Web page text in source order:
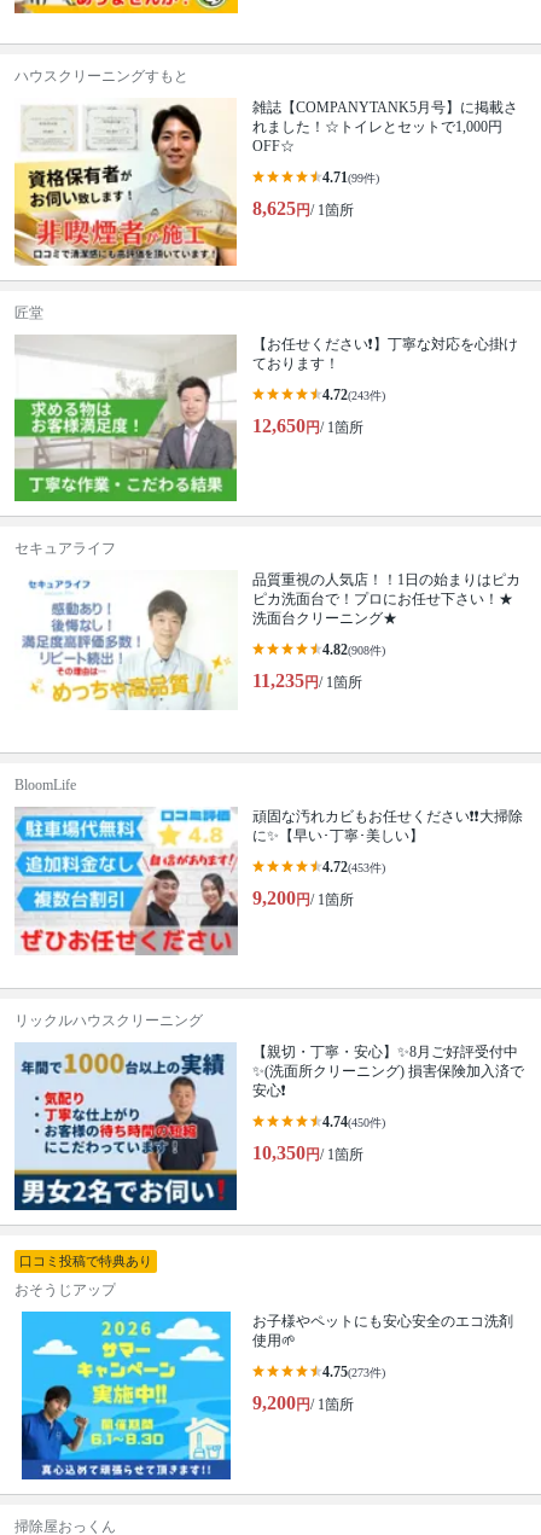
ハウスクリーニングすもと
雑誌【COMPANYTANK5月号】に掲載さ
れました！☆トイレとセットで1,000円
OFF☆
4.71(99件)
8,625円/ 1箇所
匠堂
【お任せください❗️】丁寧な対応を心掛け
ております！
4.72(243件)
12,650円/ 1箇所
セキュアライフ
品質重視の人気店！！1日の始まりはピカ
ピカ洗面台で！プロにお任せ下さい！★
洗面台クリーニング★
4.82(908件)
11,235円/ 1箇所
BloomLife
頑固な汚れカビもお任せください❗️❗️大掃除
に✨【早い･丁寧･美しい】
4.72(453件)
9,200円/ 1箇所
リックルハウスクリーニング
【親切・丁寧・安心】✨️8月ご好評受付中
✨️(洗面所クリーニング) 損害保険加入済で
安心❗️
4.74(450件)
10,350円/ 1箇所
口コミ投稿で特典あり
おそうじアップ
お子様やペットにも安心安全のエコ洗剤
使用🌱
4.75(273件)
9,200円/ 1箇所
掃除屋おっくん